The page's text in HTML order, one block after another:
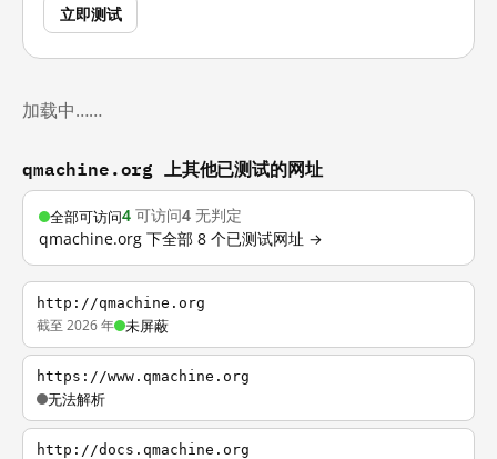
立即测试
加载中……
qmachine.org 上其他已测试的网址
全部可访问4 可访问4 无判定
qmachine.org 下全部 8 个已测试网址 →
http://qmachine.org
截至 2026 年 未屏蔽
https://www.qmachine.org
无法解析
http://docs.qmachine.org